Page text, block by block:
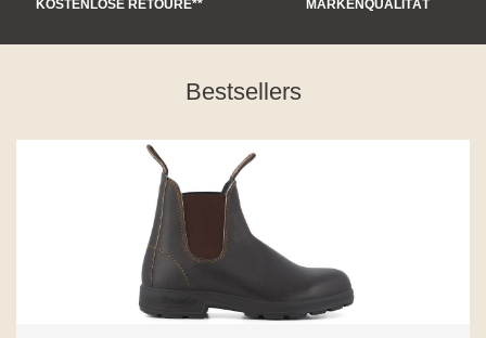
KOSTENLOSE RETOURE** MARKENQUALITÄT
Bestsellers